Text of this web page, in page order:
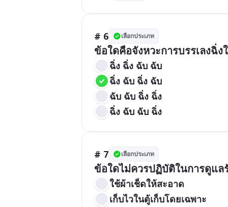
# 6 เลือกประเภท
ข้อใดคือจังหวะการบรรเลงฉิ่
ฉิ่ง ฉิ่ง ฉับ ฉับ
ฉิ่ง ฉับ ฉิ่ง ฉับ
ฉับ ฉับ ฉิ่ง ฉิ่ง
ฉิ่ง ฉับ ฉับ ฉิ่ง
# 7 เลือกประเภท
ข้อใดไม่ควรปฏิบัติในการดูแล
ใช้ผ้าเช็ดให้สะอาด
เก็บไวในตู้เก็บโดยเฉพาะ